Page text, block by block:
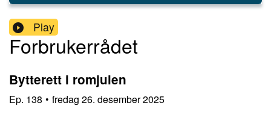
Play
Forbrukerrådet
Bytterett i romjulen
Ep. 138 • fredag 26. desember 2025